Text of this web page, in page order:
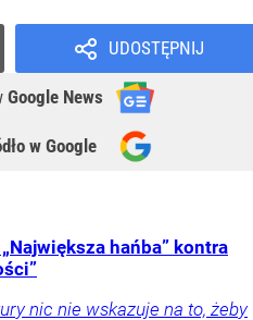
UDOSTĘPNIJ
Google News
w Google
hańba” kontra
nic nie wskazuje na to, żeby